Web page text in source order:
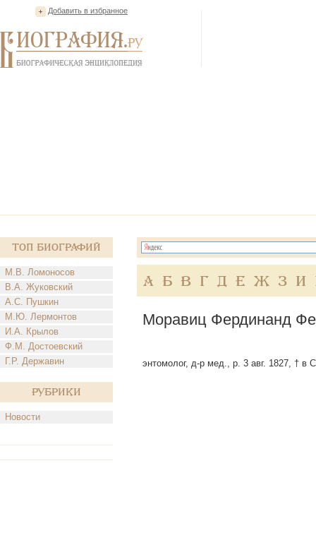
Добавить в избранное
Топ Биографий
М.В. Ломоносов
В.А. Жуковский
А.С. Пушкин
М.Ю. Лермонтов
И.А. Крылов
Ф.М. Достоевский
Г.Р. Державин
Рубрики
Новости
А Б В Г Д Е Ж З И
Моравиц Фердинанд
энтомолог, д-р мед., р. 3 авг. 1827, † в